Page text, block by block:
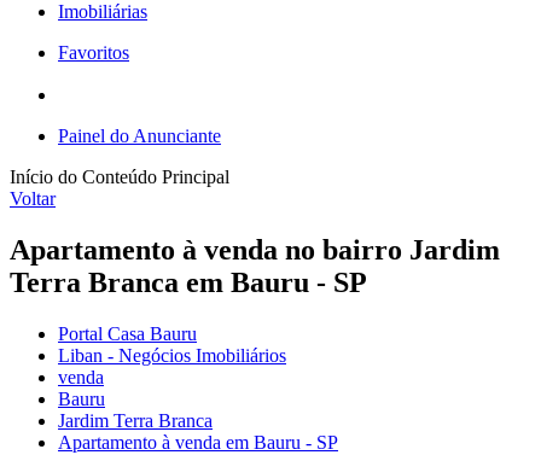
Imobiliárias
Favoritos
Painel do Anunciante
Início do Conteúdo Principal
Voltar
Apartamento à venda no bairro Jardim
Terra Branca em Bauru - SP
Portal Casa Bauru
Liban - Negócios Imobiliários
venda
Bauru
Jardim Terra Branca
Apartamento à venda em Bauru - SP